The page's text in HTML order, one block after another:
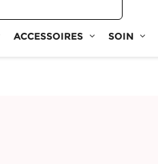
ACCESSOIRES SOIN